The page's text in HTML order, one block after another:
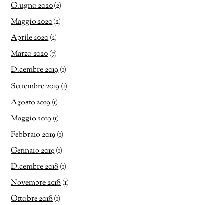
Giugno 2020(2)
Maggio 2020(2)
Aprile 2020(2)
Marzo 2020(7)
Dicembre 2019(1)
Settembre 2019(1)
Agosto 2019(1)
Maggio 2019(1)
Febbraio 2019(1)
Gennaio 2019(1)
Dicembre 2018(1)
Novembre 2018(1)
Ottobre 2018(1)